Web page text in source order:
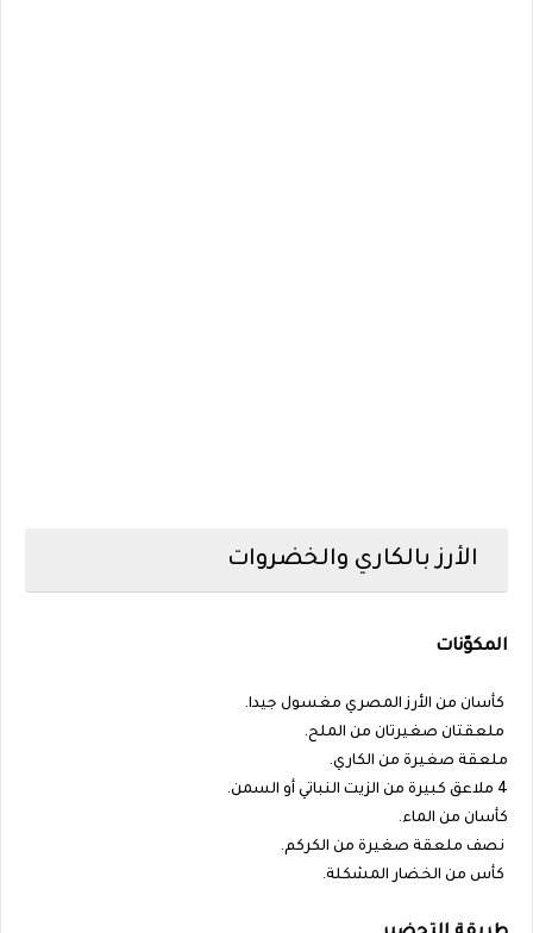
الأرز بالكاري والخضروات
المكوّنات
كأسان من الأرز المصري مغسول جيدا.
ملعقتان صغيرتان من الملح.
ملعقة صغيرة من الكاري.
4 ملاعق كبيرة من الزيت النباتي أو السمن.
كأسان من الماء.
نصف ملعقة صغيرة من الكركم.
كأس من الخضار المشكلة.